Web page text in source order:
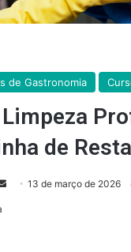
de Gastronomia
de
Mande13 de março de 2026